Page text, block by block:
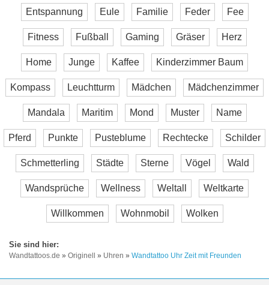
Entspannung Eule Familie Feder Fee
Fitness Fußball Gaming Gräser Herz
Home Junge Kaffee Kinderzimmer Baum
Kompass Leuchtturm Mädchen Mädchenzimmer
Mandala Maritim Mond Muster Name
Pferd Punkte Pusteblume Rechtecke Schilder
Schmetterling Städte Sterne Vögel Wald
Wandsprüche Wellness Weltall Weltkarte
Willkommen Wohnmobil Wolken
Wandtattoos.de » Originell » Uhren » Wandtattoo Uhr Zeit mit Freunden